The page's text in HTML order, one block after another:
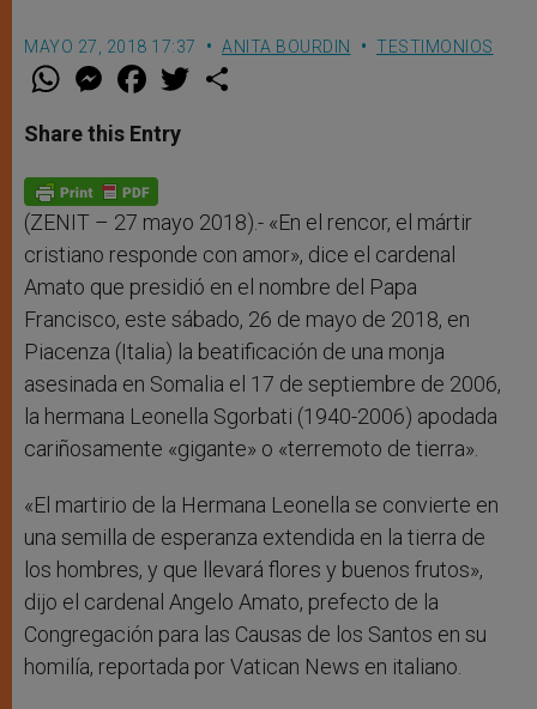
MAYO 27, 2018 17:37 ANITA BOURDIN TESTIMONIOS
W
t
s
p
p
M
e
s
e
g
e
F
a
e
b
o
k
w
Share this Entry
(ZENIT – 27 mayo 2018).- «En el rencor, el mártir
cristiano responde con amor», dice el cardenal
Amato que presidió en el nombre del Papa
Francisco, este sábado, 26 de mayo de 2018, en
Piacenza (Italia) la beatificación de una monja
asesinada en Somalia el 17 de septiembre de 2006,
la hermana Leonella Sgorbati (1940-2006) apodada
cariñosamente «gigante» o «terremoto de tierra».
«El martirio de la Hermana Leonella se convierte en
una semilla de esperanza extendida en la tierra de
los hombres, y que llevará flores y buenos frutos»,
dijo el cardenal Angelo Amato, prefecto de la
Congregación para las Causas de los Santos en su
homilía, reportada por Vatican News en italiano.